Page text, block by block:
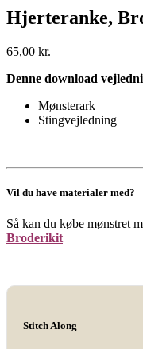
Hjerteranke,
65,00 kr.
Denne download
Mønsterark
Stingvejledning
Vil du have materialer med?
Så kan du købe mønstret
Broderikit
Stitch Along